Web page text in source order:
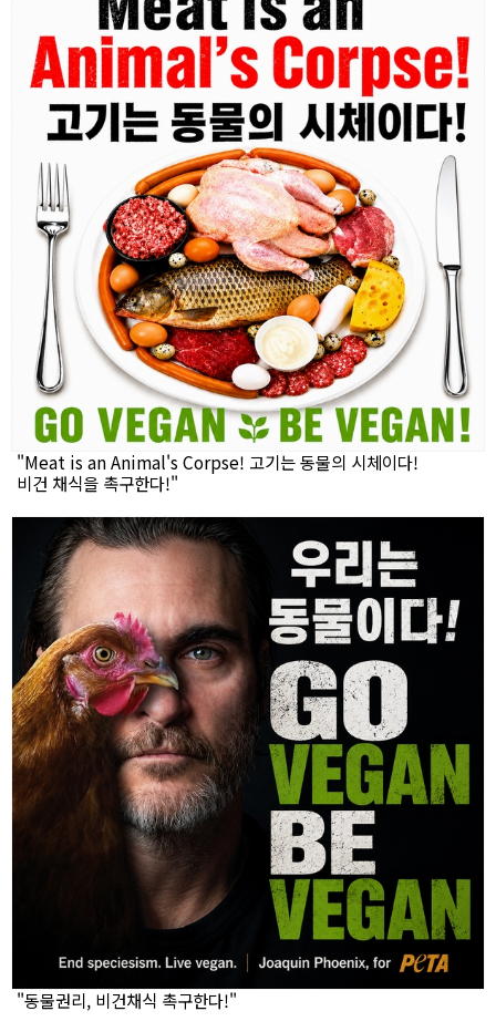
"Meat is an Animal's Corpse! 고기는 동물의 시체이다!
비건 채식을 촉구한다!"
"동물권리, 비건채식 촉구한다!"